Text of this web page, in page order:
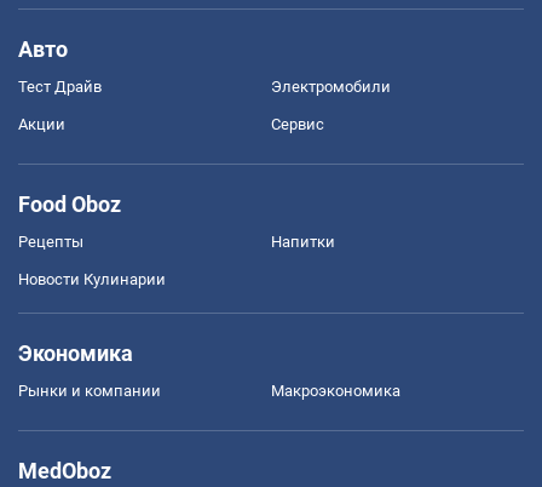
Авто
Тест Драйв Электромобили
Акции Сервис
Food Oboz
Рецепты Напитки
Новости Кулинарии
Экономика
Рынки и компании Mакроэкономика
MedOboz